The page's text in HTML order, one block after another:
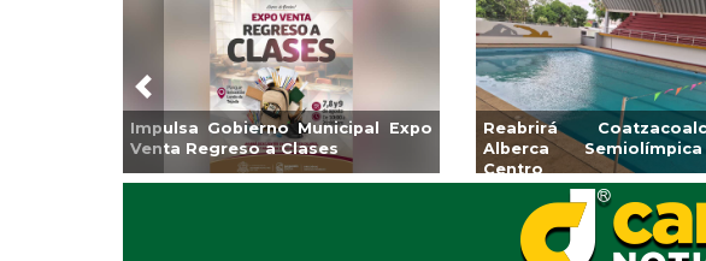
Reabrirá Coatzacoalcos la
Alberca Semiolímpica Zona
Centro
Invita Ayuntamiento
a Temporada de
Viva”
Previous